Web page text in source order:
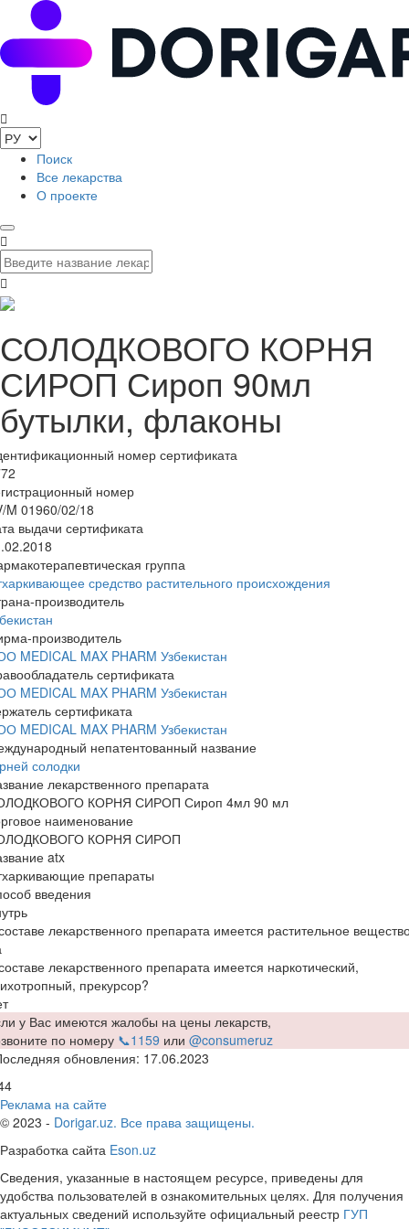
Поиск
Все лекарства
О проекте
СОЛОДКОВОГО КОРНЯ
СИРОП Сироп 90мл
бутылки, флаконы
номер сертификата
номер
M 01960/02/18
выдачи сертификата
группа
средство растительного происхождения
производитель
производитель
MEDICAL MAX PHARM Узбекистан
сертификата
MEDICAL MAX PHARM Узбекистан
сертификата
MEDICAL MAX PHARM Узбекистан
непатентованный название
солодки
лекарственного препарата
КОРНЯ СИРОП Сироп 4мл 90 мл
наименование
КОРНЯ СИРОП
atx
препараты
введения
лекарственного препарата имеется растительное
лекарственного препарата имеется наркотический,
прекурсор?
у Вас имеются жалобы на цены лекарств,
по номеру 📞1159 или @consumeruz
обновления: 17.06.2023
Реклама на сайте
© 2023 - Dorigar.uz. Все права защищены.
Разработка сайта Eson.uz
Сведения, указанные в настоящем ресурсе, приведены для
удобства пользователей в ознакомительных целях. Для получения
актуальных сведений используйте официальный реестр ГУП